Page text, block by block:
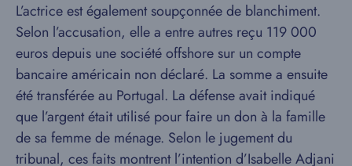
L’actrice est également soupçonnée de blanchiment.
Selon l’accusation, elle a entre autres reçu 119 000
euros depuis une société offshore sur un compte
bancaire américain non déclaré. La somme a ensuite
été transférée au Portugal. La défense avait indiqué
que l’argent était utilisé pour faire un don à la famille
de sa femme de ménage. Selon le jugement du
tribunal, ces faits montrent l’intention d’Isabelle Adjani